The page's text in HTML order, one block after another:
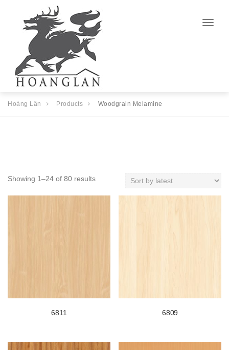
Hoàng Lân Products Woodgrain Melamine
Showing 1–24 of 80 results
6811 6809